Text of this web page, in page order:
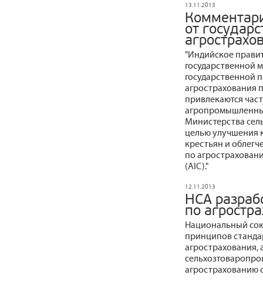
13.11.2013
от
"Индийское
государственной
государственной
агрострахования
привлекаются
Министерства
целью улучшения
крестьян и
по
(AIC)."
12.11.2013
НСА
по
Национальный
принципов
агрострахования,
агрострахованию